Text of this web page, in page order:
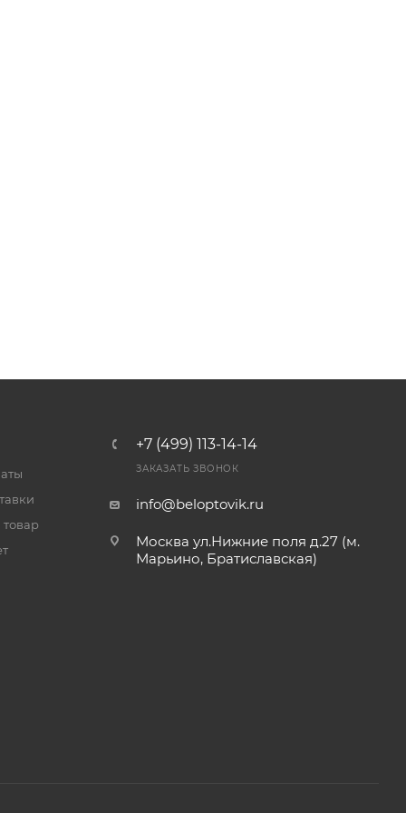
товар
+7 (499) 113-14-14
ЗАКАЗАТЬ ЗВОНОК
info@beloptovik.ru
Москва ул.Нижние поля д.27 (м.
Марьино, Братиславская)